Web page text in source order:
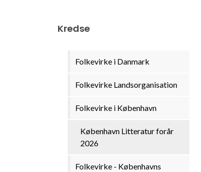
Kredse
Folkevirke i Danmark
Folkevirke Landsorganisation
Folkevirke i København
København Litteratur forår
2026
Folkevirke - Københavns